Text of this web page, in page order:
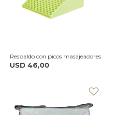
Respaldo con picos masajeadores
USD 46,00